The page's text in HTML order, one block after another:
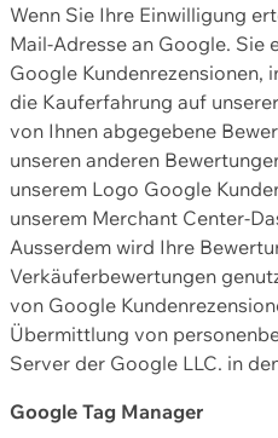
Wenn Sie Ihre Einwilligung
Mail-Adresse an Google. Sie
Google Kundenrezensionen,
die Kauferfahrung auf
von Ihnen abgegebene
unseren anderen
unserem Logo Google
unserem Merchant Center-
Ausserdem wird Ihre
Verkäuferbewertungen
von Google
Übermittlung von
Server der Google LLC. in
Google Tag Manager